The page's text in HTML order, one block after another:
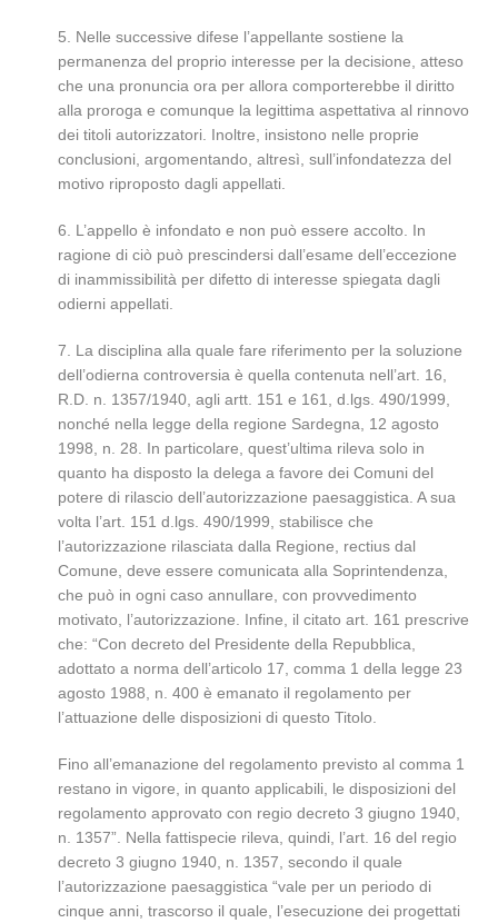
5. Nelle successive difese l’appellante sostiene la
permanenza del proprio interesse per la decisione, atteso
che una pronuncia ora per allora comporterebbe il diritto
alla proroga e comunque la legittima aspettativa al rinnovo
dei titoli autorizzatori. Inoltre, insistono nelle proprie
conclusioni, argomentando, altresì, sull’infondatezza del
motivo riproposto dagli appellati.
6. L’appello è infondato e non può essere accolto. In
ragione di ciò può prescindersi dall’esame dell’eccezione
di inammissibilità per difetto di interesse spiegata dagli
odierni appellati.
7. La disciplina alla quale fare riferimento per la soluzione
dell’odierna controversia è quella contenuta nell’art. 16,
R.D. n. 1357/1940, agli artt. 151 e 161, d.lgs. 490/1999,
nonché nella legge della regione Sardegna, 12 agosto
1998, n. 28. In particolare, quest’ultima rileva solo in
quanto ha disposto la delega a favore dei Comuni del
potere di rilascio dell’autorizzazione paesaggistica. A sua
volta l’art. 151 d.lgs. 490/1999, stabilisce che
l’autorizzazione rilasciata dalla Regione, rectius dal
Comune, deve essere comunicata alla Soprintendenza,
che può in ogni caso annullare, con provvedimento
motivato, l’autorizzazione. Infine, il citato art. 161 prescrive
che: “Con decreto del Presidente della Repubblica,
adottato a norma dell’articolo 17, comma 1 della legge 23
agosto 1988, n. 400 è emanato il regolamento per
l’attuazione delle disposizioni di questo Titolo.
Fino all’emanazione del regolamento previsto al comma 1
restano in vigore, in quanto applicabili, le disposizioni del
regolamento approvato con regio decreto 3 giugno 1940,
n. 1357”. Nella fattispecie rileva, quindi, l’art. 16 del regio
decreto 3 giugno 1940, n. 1357, secondo il quale
l’autorizzazione paesaggistica “vale per un periodo di
cinque anni, trascorso il quale, l’esecuzione dei progettati